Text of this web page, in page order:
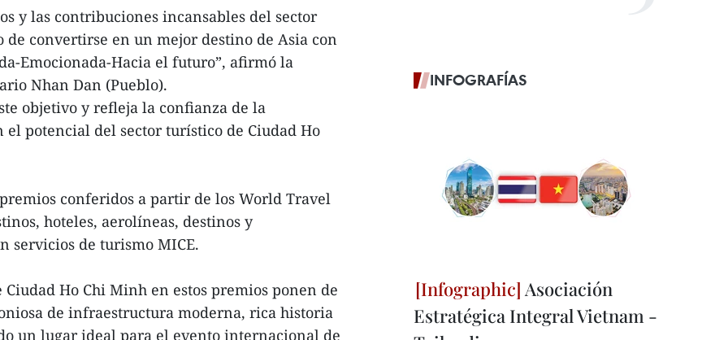
y las contribuciones incansables del sector
convertirse en un mejor destino de Asia con
Emocionada-Hacia el futuro”, afirmó la
Nhan Dan (Pueblo).
objetivo y refleja la confianza de la
potencial del sector turístico de Ciudad Ho
conferidos a partir de los World Travel
hoteles, aerolíneas, destinos y
servicios de turismo MICE.
Ciudad Ho Chi Minh en estos premios ponen de
de infraestructura moderna, rica historia
un lugar ideal para el evento internacional de
INFOGRAFÍAS
Asociación
Estratégica Integral Vietnam -